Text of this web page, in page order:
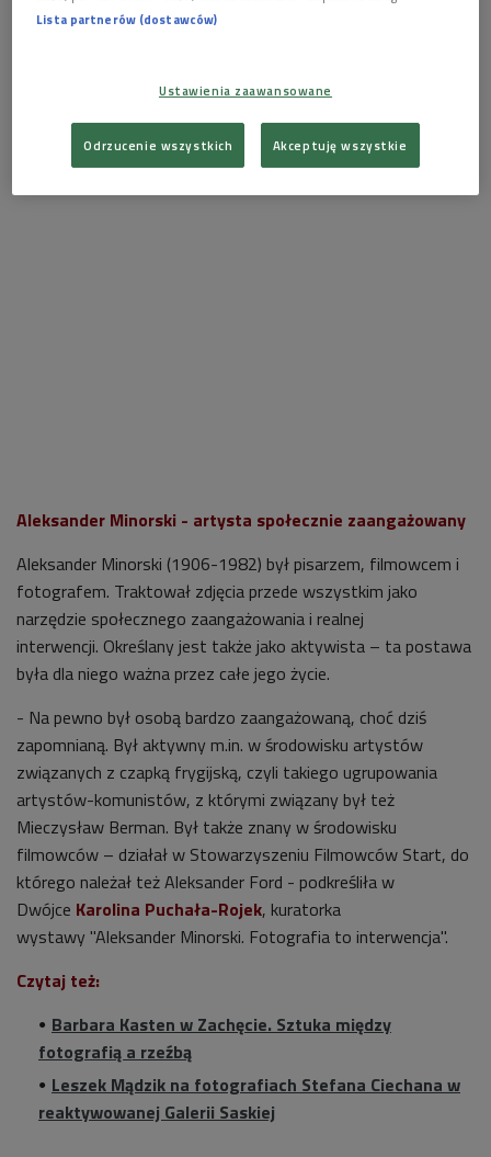
Aleksander Minorski - artysta społecznie zaangażowany
Aleksander Minorski (1906-1982) był pisarzem, filmowcem i
fotografem. Traktował zdjęcia przede wszystkim jako
narzędzie społecznego zaangażowania i realnej
interwencji. Określany jest także jako aktywista – ta postawa
była dla niego ważna przez całe jego życie.
- Na pewno był osobą bardzo zaangażowaną, choć dziś
zapomnianą. Był aktywny m.in. w środowisku artystów
związanych z czapką frygijską, czyli takiego ugrupowania
artystów-komunistów, z którymi związany był też
Mieczysław Berman. Był także znany w środowisku
filmowców – działał w Stowarzyszeniu Filmowców Start, do
którego należał też Aleksander Ford - podkreśliła w
Dwójce Karolina Puchała-Rojek, kuratorka
wystawy "Aleksander Minorski. Fotografia to interwencja".
Czytaj też:
Barbara Kasten w Zachęcie. Sztuka między
fotografią a rzeźbą
Leszek Mądzik na fotografiach Stefana Ciechana w
reaktywowanej Galerii Saskiej
Lista partnerów (dostawców)
Ustawienia zaawansowane
Odrzucenie wszystkich Akceptuję wszystkie